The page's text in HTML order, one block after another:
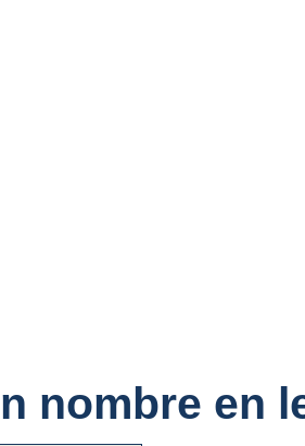
nombre en